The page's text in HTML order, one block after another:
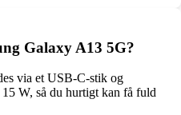
Galaxy A13 5G?
via et USB-C-stik og
W, så du hurtigt kan få fuld